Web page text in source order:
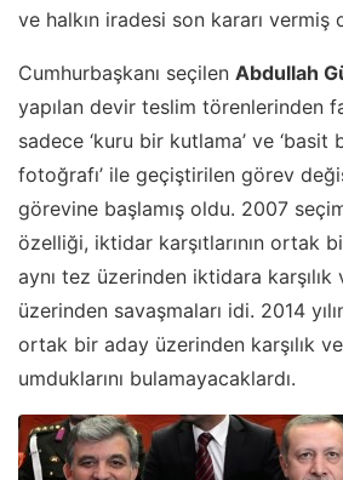
ve halkın iradesi son kararı vermiş
Cumhurbaşkanı seçilen Abdullah
yapılan devir teslim törenlerinden
sadece ‘kuru bir kutlama’ ve ‘basit
fotoğrafı’ ile geçiştirilen görev
görevine başlamış oldu. 2007
özelliği, iktidar karşıtlarının ortak
aynı tez üzerinden iktidara
üzerinden savaşmaları idi. 2014
ortak bir aday üzerinden karşılık
umduklarını bulamayacaklardı.